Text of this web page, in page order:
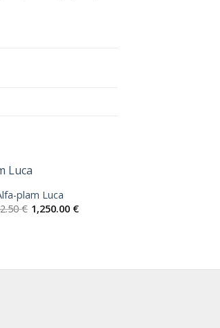
Wishlist
plam Luca
€ 1,250.00 €